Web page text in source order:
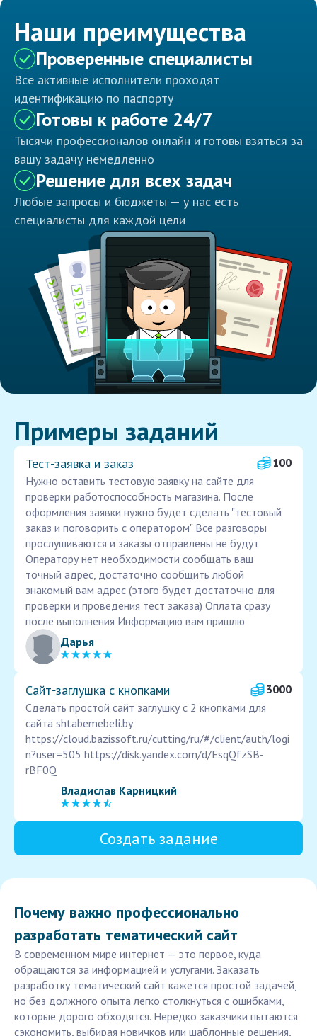
Наши преимущества
Проверенные специалисты
Все активные исполнители проходят
идентификацию по паспорту
Готовы к работе 24/7
Тысячи профессионалов онлайн и готовы взяться за
вашу задачу немедленно
Решение для всех задач
Любые запросы и бюджеты — у нас есть
специалисты для каждой цели
Примеры заданий
Тест‑заявка и заказ
100
Нужно оставить тестовую заявку на сайте для
проверки работоспособность магазина. После
оформления заявки нужно будет сделать "тестовый
заказ и поговорить с оператором" Все разговоры
прослушиваются и заказы отправлены не будут
Оператору нет необходимости сообщать ваш
точный адрес, достаточно сообщить любой
знакомый вам адрес (этого будет достаточно для
проверки и проведения тест заказа) Оплата сразу
после выполнения Информацию вам пришлю
Дарья
Сайт‑заглушка с кнопками
3000
Сделать простой сайт заглушку с 2 кнопками для
сайта shtabemebeli.by
https://cloud.bazissoft.ru/cutting/ru/#/client/auth/logi
n?user=505 https://disk.yandex.com/d/EsqQfzSB-
rBF0Q
Владислав Карницкий
Создать задание
Почему важно профессионально
разработать тематический сайт
В современном мире интернет — это первое, куда
обращаются за информацией и услугами. Заказать
разработку тематический сайт кажется простой задачей,
но без должного опыта легко столкнуться с ошибками,
которые дорого обходятся. Нередко заказчики пытаются
сэкономить, выбирая новичков или шаблонные решения,